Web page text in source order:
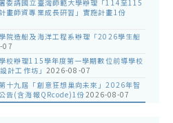
委請國立臺灣師範大學辦理「114至115
畫師資專業成長研習」實施計畫1份
院造船及海洋工程系辦理「2026學生船
07
校辦理115學年度第一學期數位前導學校
計工作坊」 2026-08-07
十九屆「創意狂想巢向未來」2026年智
告(含海報QRcode)1份2026-08-07